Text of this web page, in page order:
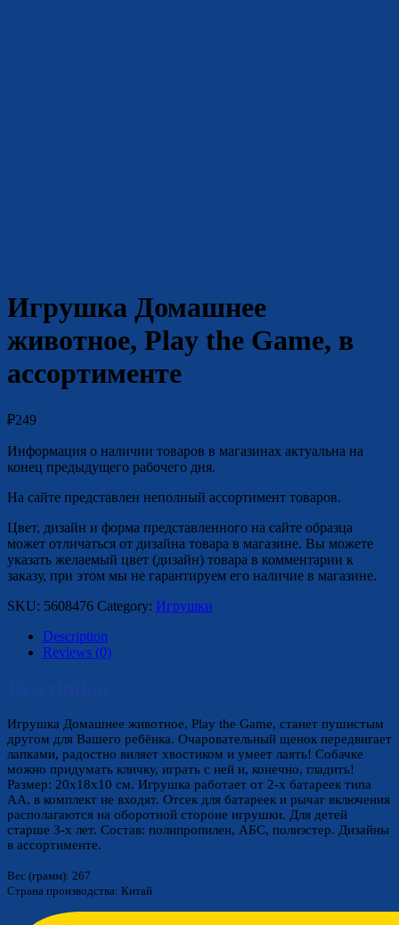
Игрушка Домашнее
животное, Play the Game, в
ассортименте
₽249
Информация о наличии товаров в магазинах актуальна на
конец предыдущего рабочего дня.
На сайте представлен неполный ассортимент товаров.
Цвет, дизайн и форма представленного на сайте образца
может отличаться от дизайна товара в магазине. Вы можете
указать желаемый цвет (дизайн) товара в комментарии к
заказу, при этом мы не гарантируем его наличие в магазине.
SKU: 5608476 Category: Игрушки
Description
Reviews (0)
Игрушка Домашнее животное, Play the Game, станет пушистым
другом для Вашего ребёнка. Очаровательный щенок передвигает
лапками, радостно виляет хвостиком и умеет лаять! Собачке
можно придумать кличку, играть с ней и, конечно, гладить!
Размер: 20х18х10 см. Игрушка работает от 2-х батареек типа
АА, в комплект не входят. Отсек для батареек и рычаг включения
располагаются на оборотной стороне игрушки. Для детей
старше 3-х лет. Состав: полипропилен, АБС, полиэстер. Дизайны
в ассортименте.
Вес (грамм): 267
Страна производства: Китай